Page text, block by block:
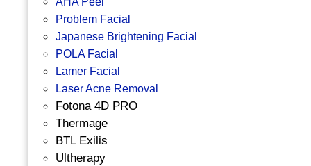
Problem Facial
Japanese Brightening Facial
POLA Facial
Lamer Facial
Laser Acne Removal
Fotona 4D PRO
Thermage
BTL Exilis
Ultherapy